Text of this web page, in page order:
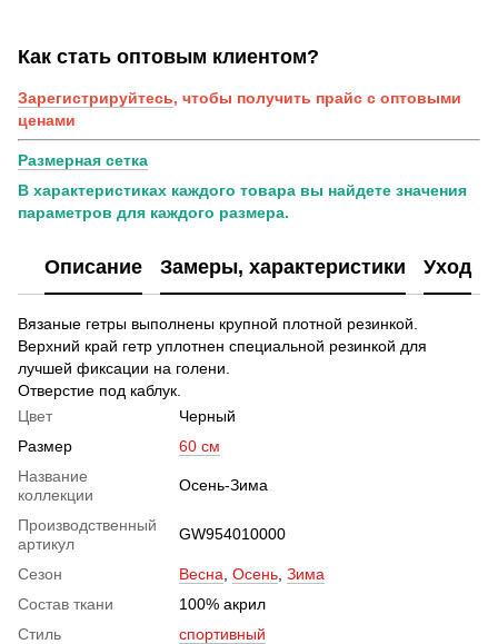
Как стать оптовым клиентом?
Зарегистрируйтесь, чтобы получить прайс с оптовыми
ценами
Размерная сетка
В характеристиках каждого товара вы найдете значения
параметров для каждого размера.
Описание Замеры, характеристики Уход
Вязаные гетры выполнены крупной плотной резинкой.
Верхний край гетр уплотнен специальной резинкой для
лучшей фиксации на голени.
Отверстие под каблук.
Цвет
Черный
Размер
60 см
Название
коллекции
Осень-Зима
Производственный
артикул
GW954010000
Сезон Весна Осень Зима
Состав ткани
100% акрил
Стиль
спортивный